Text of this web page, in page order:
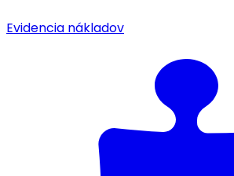
Evidencia nákladov